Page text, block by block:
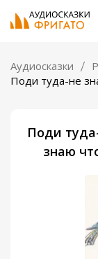
Аудиосказки
Поди туда-не
Поди
знаю